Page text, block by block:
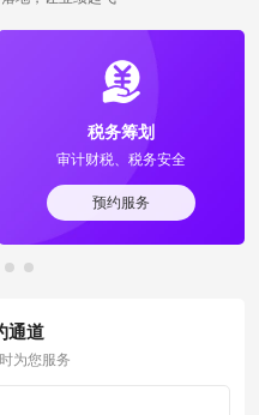
税务筹划
审计财税、税务安全
预约服务
通道
为您服务